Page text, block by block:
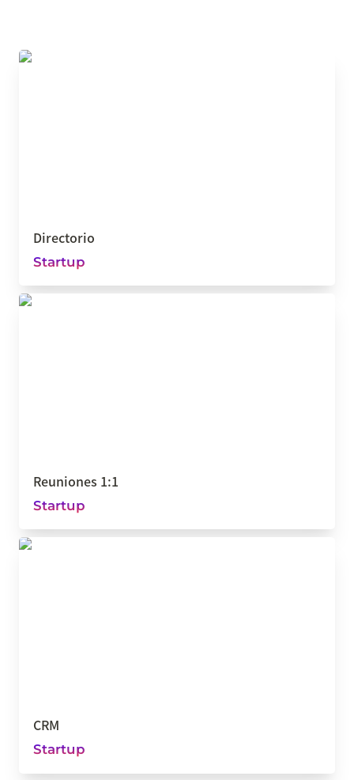
Directorio
Directorio
Startup
Reuniones 1:1
Reuniones 1:1
Startup
CRM
CRM
Startup